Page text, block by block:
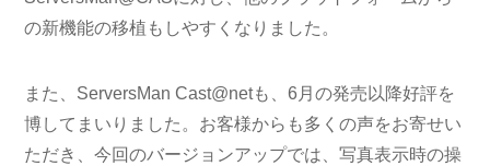
の新機能の移植もしやすくなりました。
また、ServersMan Cast@netも、6月の発売以降好評を
博してまいりました。お客様からも多くの声をお寄せい
ただき、今回のバージョンアップでは、写真表示時の操